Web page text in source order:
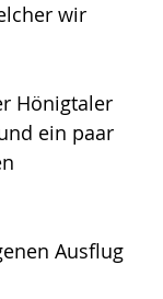
wir
Hönigtaler
ein paar
Ausflug